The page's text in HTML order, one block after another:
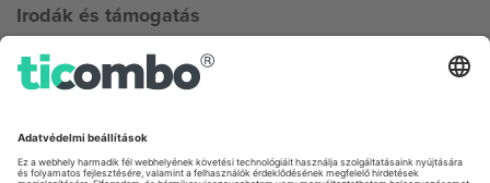
Irodák és támogatás
Germany
Unter den Linden 24, 10117